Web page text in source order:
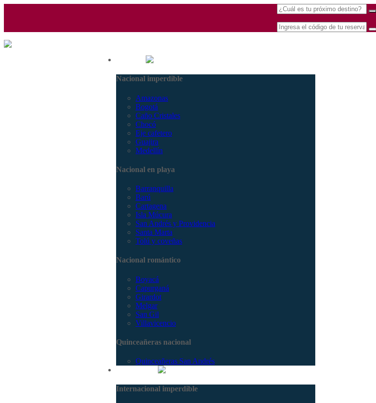
Nacional imperdible
Amazonas
Bogotá
Caño Cristales
Chocó
Eje cafetero
Guajira
Medellín
Nacional en playa
Barranquilla
Barú
Cartagena
Isla Múcura
San Andrés y Providencia
Santa Marta
Tolú y coveñas
Nacional romántico
Boyacá
Capurganá
Girardot
Melgar
San Gil
Villavicencio
Quinceañeras nacional
Quinceañeras San Andrés
Internacional imperdible